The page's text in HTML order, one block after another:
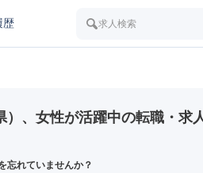
歴 求人検索
）、女性が活躍中の転職・求
忘れていませんか？